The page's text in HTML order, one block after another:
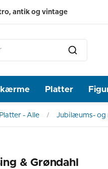
antik og vintage
Platter
Platter - Alle Jubilæums- og
& Grøndahl